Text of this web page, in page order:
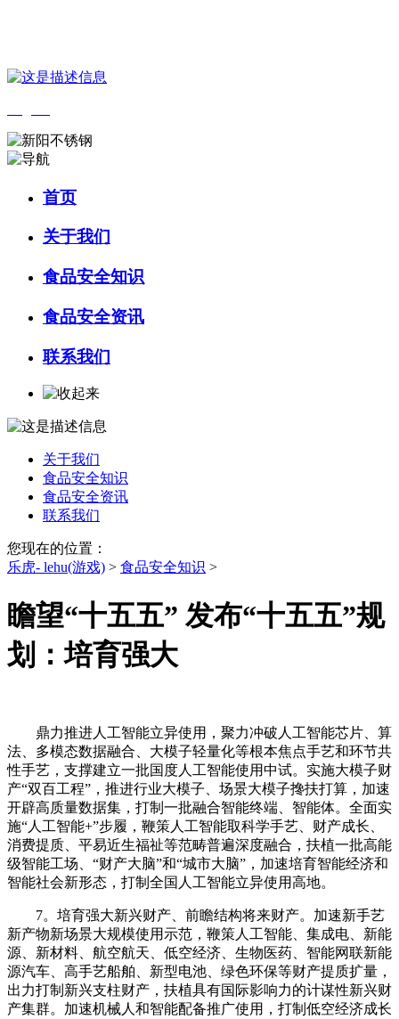
首页
关于我们
食品安全知识
食品安全资讯
联系我们
关于我们
食品安全知识
食品安全资讯
联系我们
您现在的位置：
乐虎- lehu(游戏) > 食品安全知识 >
瞻望“十五五” 发布“十五五”规
划：培育强大
鼎力推进人工智能立异使用，聚力冲破人工智能芯片、算
法、多模态数据融合、大模子轻量化等根本焦点手艺和环节共
性手艺，支撑建立一批国度人工智能使用中试。实施大模子财
产“双百工程”，推进行业大模子、场景大模子搀扶打算，加速
开辟高质量数据集，打制一批融合智能终端、智能体。全面实
施“人工智能+”步履，鞭策人工智能取科学手艺、财产成长、
消费提质、平易近生福祉等范畴普遍深度融合，扶植一批高能
级智能工场、“财产大脑”和“城市大脑”，加速培育智能经济和
智能社会新形态，打制全国人工智能立异使用高地。
7。培育强大新兴财产、前瞻结构将来财产。加速新手艺
新产物新场景大规模使用示范，鞭策人工智能、集成电、新能
源、新材料、航空航天、低空经济、生物医药、智能网联新能
源汽车、高手艺船舶、新型电池、绿色环保等财产提质扩量，
出力打制新兴支柱财产，扶植具有国际影响力的计谋性新兴财
产集群。加速机械人和智能配备推广使用，打制低空经济成长